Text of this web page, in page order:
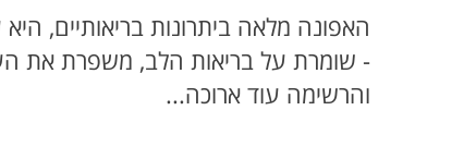
האפונה מלאה ביתרונות בריאותיים,
- שומרת על בריאות הלב, משפרת את
והרשימה עוד ארוכה...